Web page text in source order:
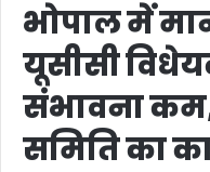
भोपाल में
यूसीसी
संभावना कम,
समिति का